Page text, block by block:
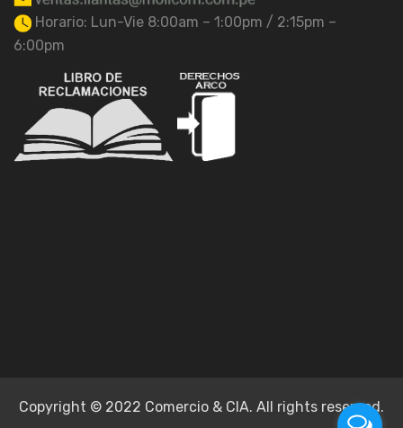
Horario: Lun-Vie 8:00am – 1:00pm / 2:15pm –
6:00pm
Copyright © 2022 Comercio & CIA. All rights reserved.